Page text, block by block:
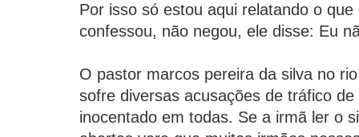
Por isso só estou aqui relatando o
confessou, não negou, ele disse: Eu
O pastor marcos pereira da silva no
sofre diversas acusações de tráfico
inocentado em todas. Se a irmã ler o